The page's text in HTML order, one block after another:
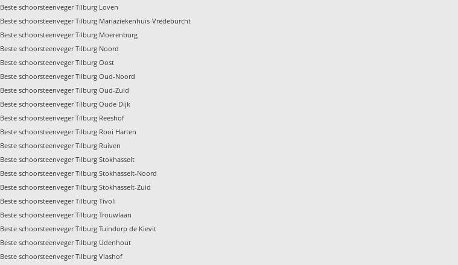
Beste schoorsteenveger Tilburg Loven
Beste schoorsteenveger Tilburg Mariaziekenhuis-Vredeburcht
Beste schoorsteenveger Tilburg Moerenburg
Beste schoorsteenveger Tilburg Noord
Beste schoorsteenveger Tilburg Oost
Beste schoorsteenveger Tilburg Oud-Noord
Beste schoorsteenveger Tilburg Oud-Zuid
Beste schoorsteenveger Tilburg Oude Dijk
Beste schoorsteenveger Tilburg Reeshof
Beste schoorsteenveger Tilburg Rooi Harten
Beste schoorsteenveger Tilburg Ruiven
Beste schoorsteenveger Tilburg Stokhasselt
Beste schoorsteenveger Tilburg Stokhasselt-Noord
Beste schoorsteenveger Tilburg Stokhasselt-Zuid
Beste schoorsteenveger Tilburg Tivoli
Beste schoorsteenveger Tilburg Trouwlaan
Beste schoorsteenveger Tilburg Tuindorp de Kievit
Beste schoorsteenveger Tilburg Udenhout
Beste schoorsteenveger Tilburg Vlashof